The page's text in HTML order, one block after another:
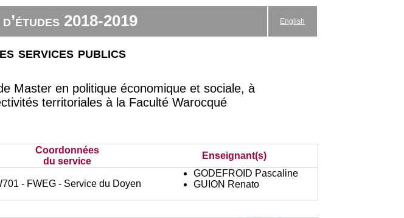
2018-2019 English
services publics
Master en politique économique et sociale, à
territoriales à la Faculté Warocqué
Coordonnées
du service
Enseignant(s)
- FWEG - Service du Doyen
GODEFROID Pascaline
GUION Renato